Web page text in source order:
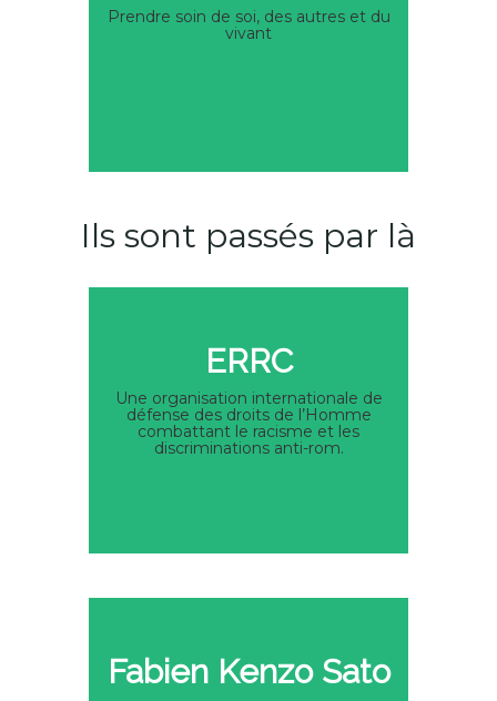
Prendre soin de soi, des autres et du
vivant
Ils sont passés par là
ERRC
Une organisation internationale de
défense des droits de l’Homme
combattant le racisme et les
discriminations anti-rom.
Fabien Kenzo Sato